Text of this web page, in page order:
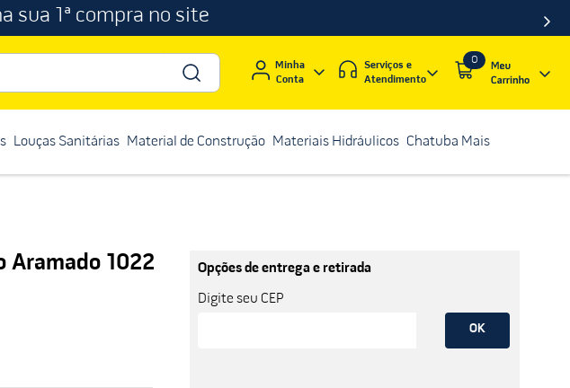
sua 1ª compra no site
Minha
Conta
Serviços e
Atendimento
0
Louças Sanitárias Material de Construção Materiais Hidráulicos Chatuba Mais
Aramado 1022
Opções de entrega e retirada
Digite seu CEP
OK